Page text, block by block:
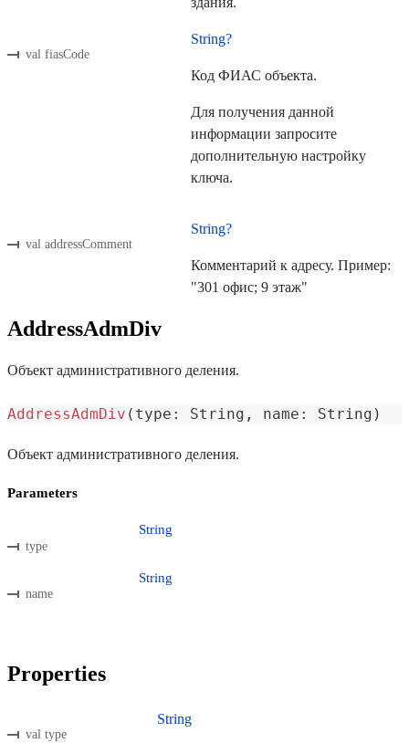
val fiasCode
String?
Код ФИАС объекта.
Для получения данной
информации запросите
дополнительную настройку
ключа.
val addressComment
String?
Комментарий к адресу. Пример:
"301 офис; 9 этаж"
AddressAdmDiv
Объект административного деления.
AddressAdmDiv ( type : String , name : String )
Объект административного деления.
Parameters
type
String
name
String
Properties
val type
String